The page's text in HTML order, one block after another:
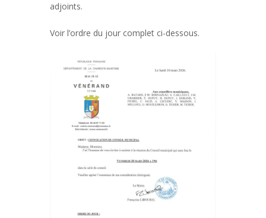
adjoints.
Voir l’ordre du jour complet ci-dessous.